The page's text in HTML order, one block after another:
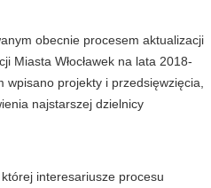
obecnie procesem aktualizacji
Miasta Włocławek na lata 2018-
projekty i przedsięwzięcia,
najstarszej dzielnicy
interesariusze procesu